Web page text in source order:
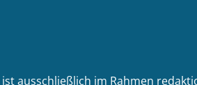
ausschließlich im Rahmen